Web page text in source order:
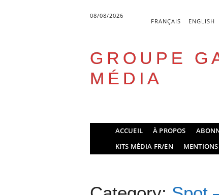
08/08/2026
FRANÇAIS ENGLISH
GROUPE
MÉDIA
Main menu
ACCUEIL À PROPOS
KITS MÉDIA FR/EN